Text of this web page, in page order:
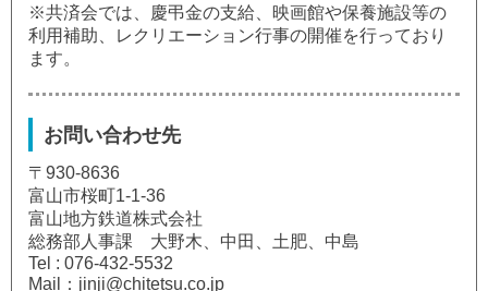
※共済会では、慶弔金の支給、映画館や保養施設等の
利用補助、レクリエーション行事の開催を行っており
ます。
お問い合わせ先
〒930-8636
富山市桜町1-1-36
富山地方鉄道株式会社
総務部人事課 大野木、中田、土肥、中島
Tel : 076-432-5532
Mail：jinji@chitetsu.co.jp